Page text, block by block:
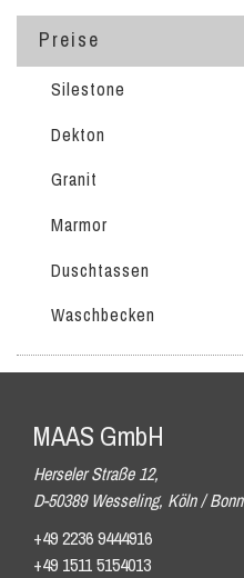
Preise
Silestone
Dekton
Granit
Marmor
Duschtassen
Waschbecken
MAAS GmbH
Herseler Straße 12,
D-50389 Wesseling, Köln / Bonn
+49 2236 9444916
+49 1511 5154013